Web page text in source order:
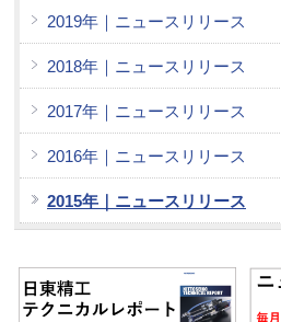
2019年｜ニュースリリース
2018年｜ニュースリリース
2017年｜ニュースリリース
2016年｜ニュースリリース
2015年｜ニュースリリース